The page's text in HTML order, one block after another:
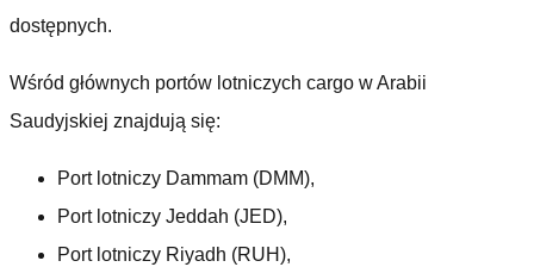
dostępnych.
Wśród głównych portów lotniczych cargo w Arabii
Saudyjskiej znajdują się:
Port lotniczy Dammam (DMM),
Port lotniczy Jeddah (JED),
Port lotniczy Riyadh (RUH),